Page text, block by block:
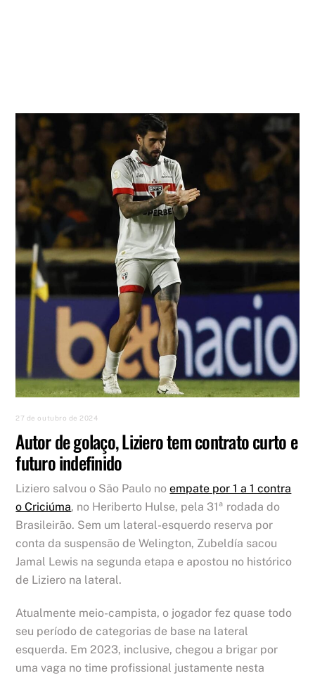
27 de outubro de 2024
Autor de golaço, Liziero tem contrato curto e
futuro indefinido
Liziero salvou o São Paulo noempate por 1 a 1 contra
o Criciúma, no Heriberto Hulse, pela 31ª rodada do
Brasileirão. Sem um lateral-esquerdo reserva por
conta da suspensão de Welington, Zubeldía sacou
Jamal Lewis na segunda etapa e apostou no histórico
de Liziero na lateral.
Atualmente meio-campista, o jogador fez quase todo
seu período de categorias de base na lateral
esquerda. Em 2023, inclusive, chegou a brigar por
uma vaga no time profissional justamente nesta